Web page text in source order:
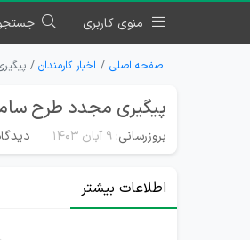
منوی کاربری
صفحه اصلی اخبار کارمندان
پیگیری مجدد طرح
بروزرسانی: ۹ آبان ۱۴۰۳
اطلاعات بیشتر